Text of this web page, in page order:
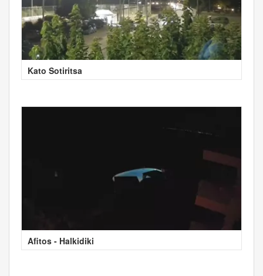
Kato Sotiritsa
Afitos - Halkidiki